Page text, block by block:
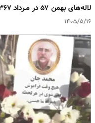
لاله‌های بهمن ۵۷ در مـرداد ۱۳۶۷
۱۴۰۵/۵/۱۶